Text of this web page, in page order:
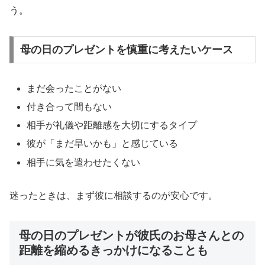
う。
母の日のプレゼントを慎重に考えたいケース
まだ会ったことがない
付き合って間もない
相手が礼儀や距離感を大切にするタイプ
彼が「まだ早いかも」と感じている
相手に気を遣わせたくない
迷ったときは、まず彼に相談するのが安心です。
母の日のプレゼントが彼氏のお母さんとの
距離を縮めるきっかけになることも